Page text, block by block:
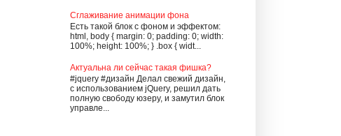
Сглаживание анимации фона
Есть такой блок с фоном и эффектом:
html, body { margin: 0; padding: 0; width:
100%; height: 100%; } .box { widt...
Актуальна ли сейчас такая фишка?
#jquery #дизайн Делал свежий дизайн,
с использованием jQuery, решил дать
полную свободу юзеру, и замутил блок
управле...